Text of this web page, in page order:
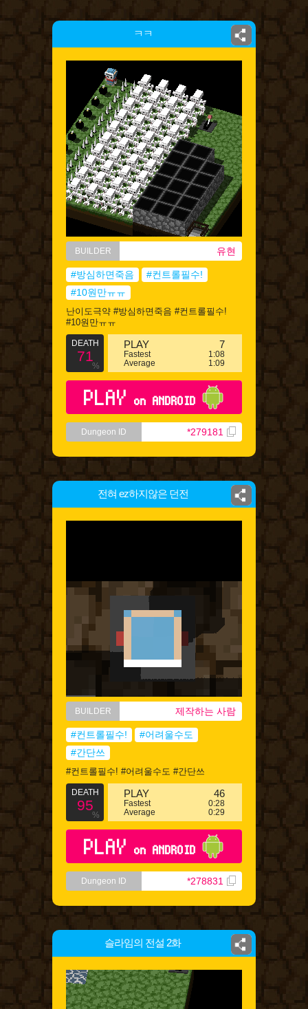
ㅋㅋ
BUILDER 유현
#방심하면죽음
#컨트롤필수!
#10원만ㅠㅠ
난이도극약 #방심하면죽음 #컨트롤필수!
#10원만ㅠㅠ
DEATH
71
%
PLAY 7
Fastest
1:08
Average
1:09
PLAY on ANDROID
Dungeon ID *279181
전혀 ez하지않은 던전
BUILDER 제작하는 사람
#컨트롤필수!
#어려울수도
#간단쓰
#컨트롤필수! #어려울수도 #간단쓰
DEATH
95
%
PLAY 46
Fastest
0:28
Average
0:29
PLAY on ANDROID
Dungeon ID *278831
슬라임의 전설 2화